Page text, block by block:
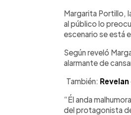
Margarita Portillo,
al público lo
escenario se está
Según reveló
alarmante de
También:
“Él anda
del protagonista